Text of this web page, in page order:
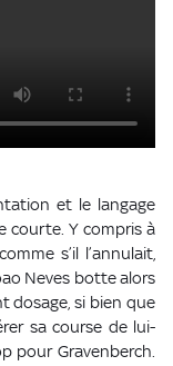
et le langage
courte. Y compris à
s’il l’annulait,
Neves botte alors
dosage, si bien que
sa course de lui-
pour Gravenberch.